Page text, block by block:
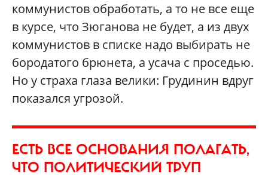
коммунистов обработать, а то не все еще
в курсе, что Зюганова не будет, а из двух
коммунистов в списке надо выбирать не
бородатого брюнета, а усача с проседью.
Но у страха глаза велики: Грудинин вдруг
показался угрозой.
ЕСТЬ ВСЕ ОСНОВАНИЯ ПОЛАГАТЬ,
ЧТО ПОЛИТИЧЕСКИЙ ТРУП